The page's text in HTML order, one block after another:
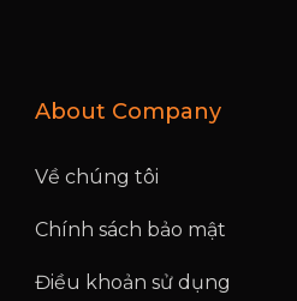
About Company
Về chúng tôi
Chính sách bảo mật
Điều khoản sử dụng